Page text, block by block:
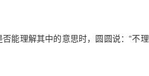
能理解其中的意思时，圆圆说：“不